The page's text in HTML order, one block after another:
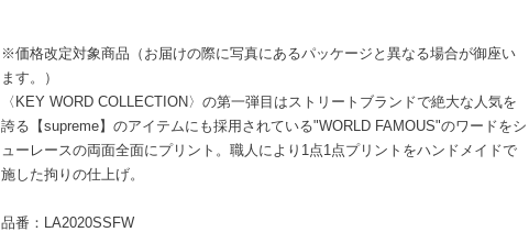
※価格改定対象商品（お届けの際に写真にあるパッケージと異なる場合が御座い
ます。）
〈KEY WORD COLLECTION〉の第一弾目はストリートブランドで絶大な人気を
誇る【supreme】のアイテムにも採用されている"WORLD FAMOUS"のワードをシ
ューレースの両面全面にプリント。職人により1点1点プリントをハンドメイドで
施した拘りの仕上げ。
品番：LA2020SSFW